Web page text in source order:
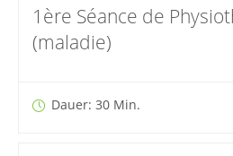
1ère Séance de
(maladie)
Dauer: 30 Min.